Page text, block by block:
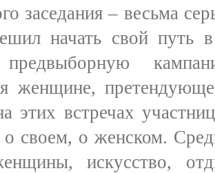
заседания – весьма
начать свой путь
предвыборную
женщине,
этих встречах
о своем, о женском.
искусство,